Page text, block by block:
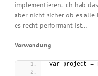
implementieren. Ich hab
aber nicht sicher ob es alle
es recht performant ist…
Verwendung
var project =